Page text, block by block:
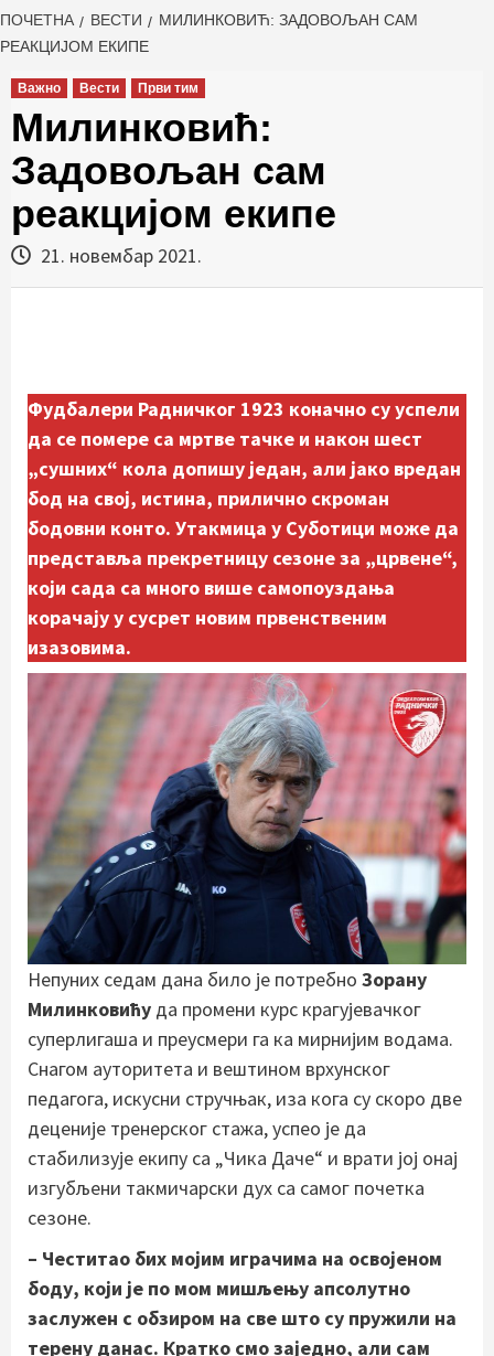
ПОЧЕТНА ВЕСТИ
МИЛИНКОВИЋ: ЗАДОВОЉАН САМ
РЕАКЦИЈОМ ЕКИПЕ
Важно Вести Први тим
Милинковић:
Задовољан сам
реакцијом екипе
21. новембар 2021.
Фудбалери Радничког 1923 коначно су успели
да се помере са мртве тачке и након шест
„сушних“ кола допишу један, али јако вредан
бод на свој, истина, прилично скроман
бодовни конто. Утакмица у Суботици може да
представља прекретницу сезоне за „црвене“,
који сада са много више самопоуздања
корачају у сусрет новим првенственим
изазовима.
Непуних седам дана било је потребно Зорану
Милинковићу да промени курс крагујевачког
суперлигаша и преусмери га ка мирнијим водама.
Снагом ауторитета и вештином врхунског
педагога, искусни стручњак, иза кога су скоро две
деценије тренерског стажа, успео је да
стабилизује екипу са „Чика Даче“ и врати јој онај
изгубљени такмичарски дух са самог почетка
сезоне.
– Честитао бих мојим играчима на освојеном
боду, који је по мом мишљењу апсолутно
заслужен с обзиром на све што су пружили на
терену данас. Кратко смо заједно, али сам